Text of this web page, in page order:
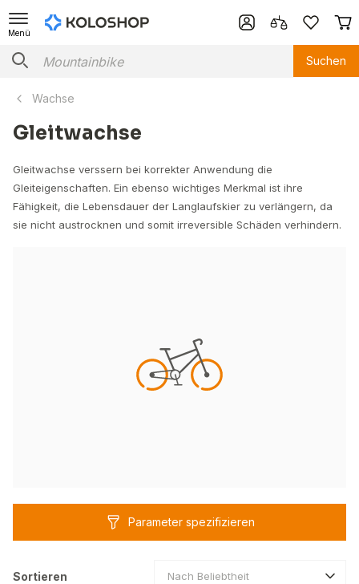
Menü
Suchen
Wachse
Gleitwachse
Gleitwachse verssern bei korrekter Anwendung die
Gleiteigenschaften. Ein ebenso wichtiges Merkmal ist ihre
Fähigkeit, die Lebensdauer der Langlaufskier zu verlängern, da
sie nicht austrocknen und somit irreversible Schäden verhindern.
Parameter spezifizieren
Sortieren Nach Beliebtheit